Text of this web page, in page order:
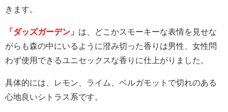
きます。
「ダッズガーデン」 は、どこかスモーキーな表情を見せな
がらも森の中にいるように澄み切った香りは男性、女性問
わず使用できるユニセックスな香りに仕上がりました。
具体的には、レモン、ライム、ベルガモットで切れのある
心地良いシトラス系です。